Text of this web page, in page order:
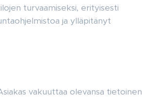
turvaamiseksi, erityisesti
ja ylläpitänyt
vakuuttaa olevansa tietoinen